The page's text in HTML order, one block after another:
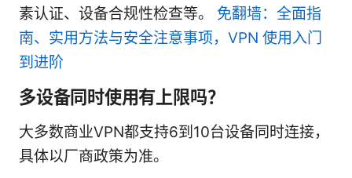
素认证、设备合规性检查等。 免翻墙：全面指
南、实用方法与安全注意事项，VPN 使用入门
到进阶
多设备同时使用有上限吗？
大多数商业VPN都支持6到10台设备同时连接，
具体以厂商政策为准。